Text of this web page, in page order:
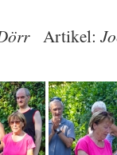
Artikel: